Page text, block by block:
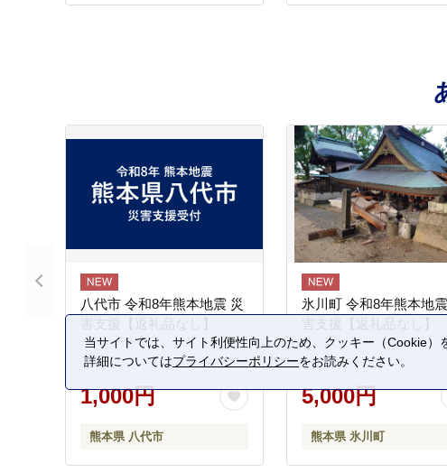
八代市 令和8年熊本地震 災
害支援【返礼品なし】
1,000円
熊本県 八代市
氷川町 令和8年熊本地
害支援【返礼品なし】
5,000円
熊本県 氷川町
当サイトでは、サイト利便性向上のため、クッキー（Cookie
詳細についてはプライバシーポリシーをお読みください。